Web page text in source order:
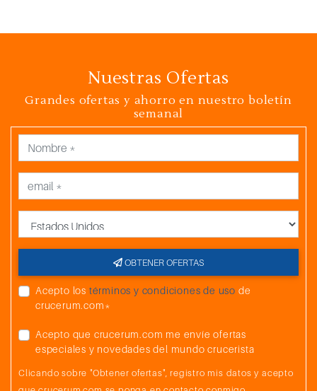
Nuestras Ofertas
Grandes ofertas y ahorro en nuestro boletín
semanal
OBTENER OFERTAS
Acepto los términos y condiciones de uso de
crucerum.com*
Acepto que crucerum.com me envíe ofertas
especiales y novedades del mundo crucerista
Clicando sobre "Obtener ofertas", registro mis datos y acepto